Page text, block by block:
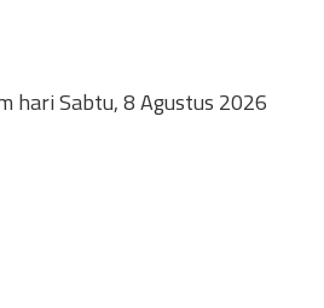
hari Sabtu, 8 Agustus 2026